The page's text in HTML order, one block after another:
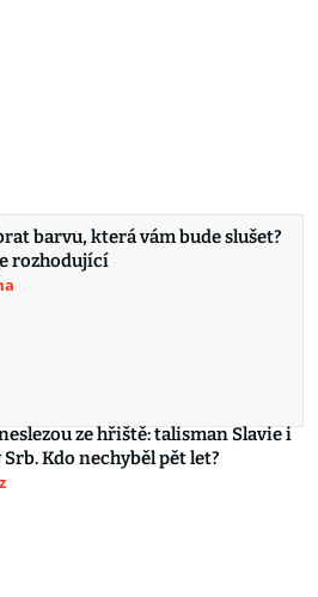
barvu, která vám bude slušet?
rozhodující
ze hřiště: talisman Slavie i
Srb. Kdo nechyběl pět let?